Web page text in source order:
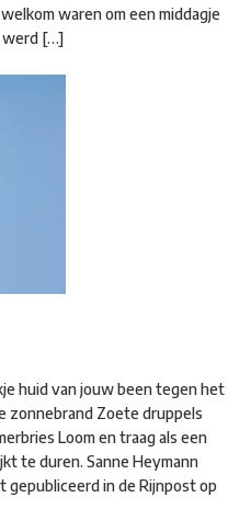
waren om een middagje
werd […]
huid van jouw been tegen het
zonnebrand Zoete druppels
Loom en traag als een
te duren. Sanne Heymann
gepubliceerd in de Rijnpost op